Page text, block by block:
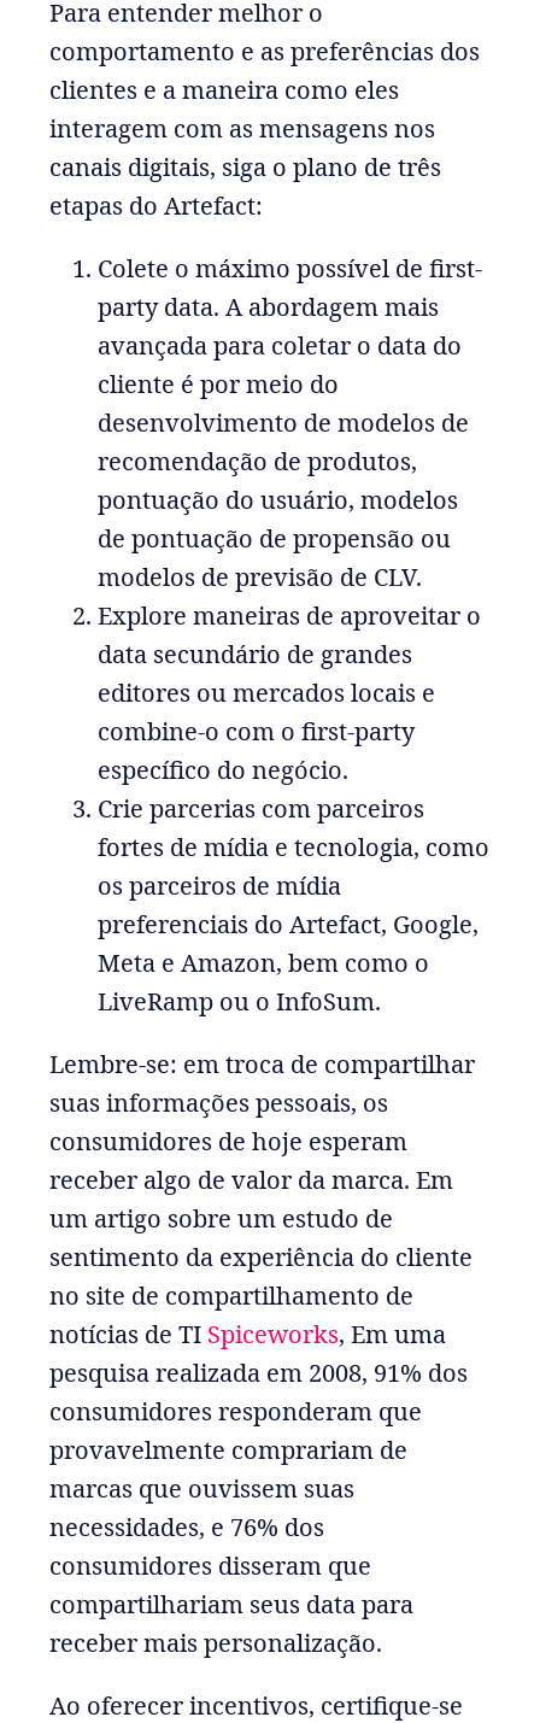
Para entender melhor o
comportamento e as preferências dos
clientes e a maneira como eles
interagem com as mensagens nos
canais digitais, siga o plano de três
etapas do Artefact:
Colete o máximo possível de first-
party data. A abordagem mais
avançada para coletar o data do
cliente é por meio do
desenvolvimento de modelos de
recomendação de produtos,
pontuação do usuário, modelos
de pontuação de propensão ou
modelos de previsão de CLV.
Explore maneiras de aproveitar o
data secundário de grandes
editores ou mercados locais e
combine-o com o first-party
específico do negócio.
Crie parcerias com parceiros
fortes de mídia e tecnologia, como
os parceiros de mídia
preferenciais do Artefact, Google,
Meta e Amazon, bem como o
LiveRamp ou o InfoSum.
Lembre-se: em troca de compartilhar
suas informações pessoais, os
consumidores de hoje esperam
receber algo de valor da marca. Em
um artigo sobre um estudo de
sentimento da experiência do cliente
no site de compartilhamento de
notícias de TI Spiceworks, Em uma
pesquisa realizada em 2008, 91% dos
consumidores responderam que
provavelmente comprariam de
marcas que ouvissem suas
necessidades, e 76% dos
consumidores disseram que
compartilhariam seus data para
receber mais personalização.
Ao oferecer incentivos, certifique-se